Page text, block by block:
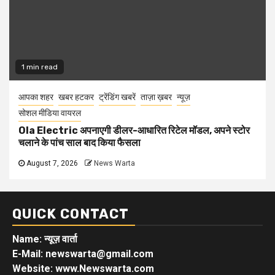
1 min read
आपका शहर खबर हटकर ट्रेंडिंग खबरें ताज़ा ख़बर न्यूज़
सोशल मीडिया वायरल
Ola Electric अपनाएगी डीलर-आधारित रिटेल मॉडल, अपने स्टोर
चलाने के पांच साल बाद किया फैसला
August 7, 2026 News Warta
QUICK CONTACT
Name: न्यूज़ वार्ता
E-Mail: newswarta@gmail.com
Website: www.Newswarta.com